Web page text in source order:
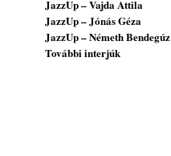
JazzUp – Vajda Attila
JazzUp – Jónás Géza
JazzUp – Németh Bendegúz
További interjúk